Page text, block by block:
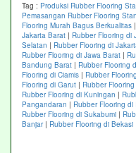
Tag : Produksi Rubber Flooring
Pemasangan Rubber Flooring
Flooring Murah Bagus Berkualitas |
Jakarta Barat | Rubber Flooring di
Selatan | Rubber Flooring di
Rubber Flooring di Jawa Barat |
Bandung Barat | Rubber Flooring
Flooring di Ciamis | Rubber
Flooring di Garut | Rubber
Rubber Flooring di Kuningan |
Pangandaran | Rubber Flooring di
Rubber Flooring di Sukabumi |
Banjar| Rubber Flooring di Bekasi